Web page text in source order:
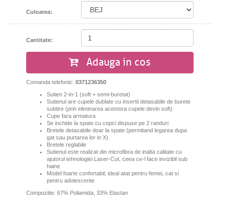
Culoarea:
Cantitate:
Adauga in cos
Comanda telefonic: 0371236350
Sutien 2-in-1 (soft + semi-buretat)
Sutienul are cupele dublate cu insertii detasabile de burete
subtire (prin eliminarea acestora cupele devin soft)
Cupe fara armatura
Se inchide la spate cu copci dispuse pe 2 randuri
Bretele detasabile doar la spate (permitand legarea dupa
gat sau purtarea lor in X)
Bretele reglabile
Sutienul este realizat din microfibra de inalta calitate cu
ajutorul tehnologiei Laser-Cut, ceea ce-l face invizibil sub
haine
Model foarte confortabil, ideal atat pentru femei, cat si
pentru adolescente
Compozitie: 67% Poliamida, 33% Elastan